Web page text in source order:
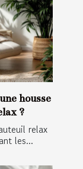
housse
?
relax
les...